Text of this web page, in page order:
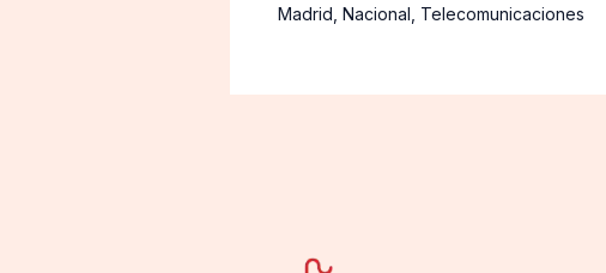
Madrid Nacional Telecomunicaciones